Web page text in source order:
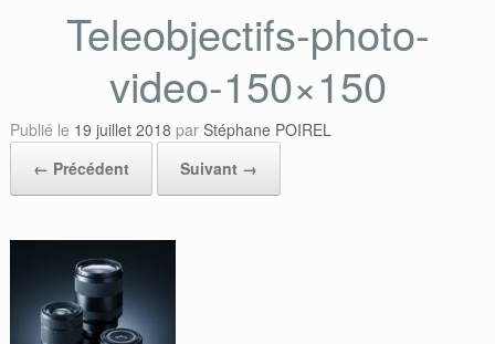
Teleobjectifs-photo-
video-150×150
Publié le 19 juillet 2018 par Stéphane POIREL
← Précédent
Suivant →